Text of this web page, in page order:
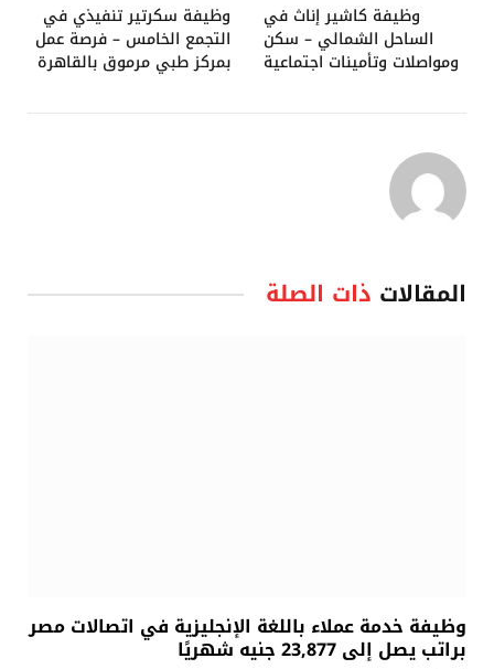
وظيفة كاشير إناث في
الساحل الشمالي – سكن
ومواصلات وتأمينات اجتماعية
وظيفة سكرتير تنفيذي في
التجمع الخامس – فرصة عمل
بمركز طبي مرموق بالقاهرة
المقالات ذات الصلة
وظيفة خدمة عملاء باللغة الإنجليزية في اتصالات مصر
براتب يصل إلى 23,877 جنيه شهريًا